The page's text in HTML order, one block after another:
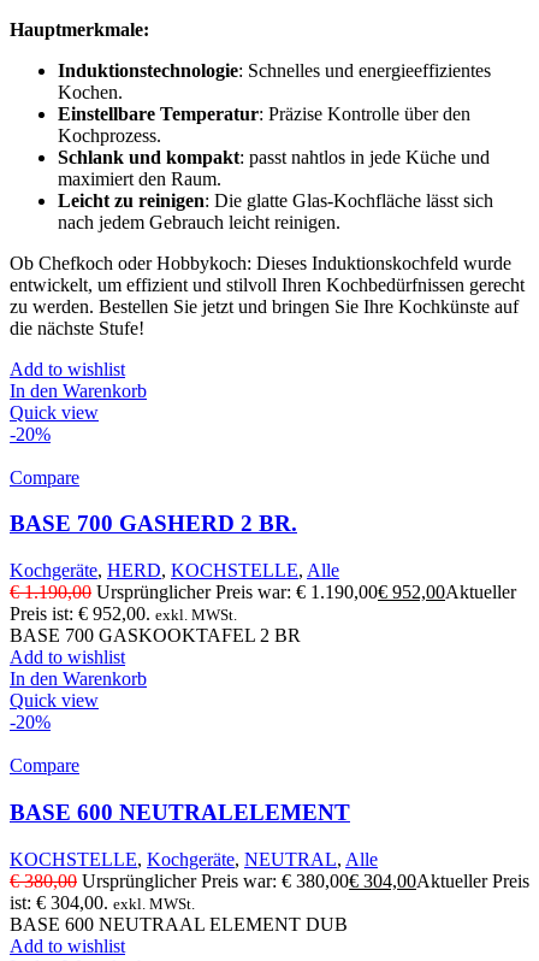
Hauptmerkmale:
Induktionstechnologie: Schnelles und energieeffizientes
Kochen.
Einstellbare Temperatur: Präzise Kontrolle über den
Kochprozess.
Schlank und kompakt: passt nahtlos in jede Küche und
maximiert den Raum.
Leicht zu reinigen: Die glatte Glas-Kochfläche lässt sich
nach jedem Gebrauch leicht reinigen.
Ob Chefkoch oder Hobbykoch: Dieses Induktionskochfeld wurde
entwickelt, um effizient und stilvoll Ihren Kochbedürfnissen gerecht
zu werden. Bestellen Sie jetzt und bringen Sie Ihre Kochkünste auf
die nächste Stufe!
Add to wishlist
In den Warenkorb
Quick view
-20%
Compare
BASE 700 GASHERD 2 BR.
Kochgeräte, HERD, KOCHSTELLE, Alle
€1.190,00 Ursprünglicher Preis war: € 1.190,00€ 952,00Aktueller
Preis ist: € 952,00. exkl. MWSt.
BASE 700 GASKOOKTAFEL 2 BR
Add to wishlist
In den Warenkorb
Quick view
-20%
Compare
BASE 600 NEUTRALELEMENT
KOCHSTELLE, Kochgeräte, NEUTRAL, Alle
€380,00 Ursprünglicher Preis war: € 380,00€ 304,00Aktueller Preis
ist: € 304,00. exkl. MWSt.
BASE 600 NEUTRAAL ELEMENT DUB
Add to wishlist